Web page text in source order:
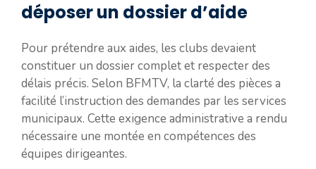
déposer un dossier d’aide
Pour prétendre aux aides, les clubs devaient
constituer un dossier complet et respecter des
délais précis. Selon BFMTV, la clarté des pièces a
facilité l’instruction des demandes par les services
municipaux. Cette exigence administrative a rendu
nécessaire une montée en compétences des
équipes dirigeantes.